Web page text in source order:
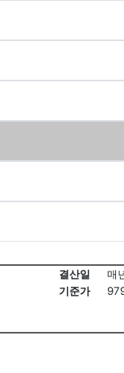
결산일
매
기준가